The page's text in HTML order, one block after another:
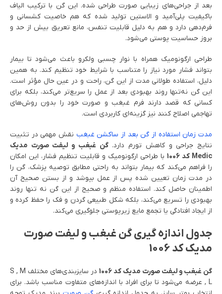
بعد از جراحی‌های زیبایی صورت طراحی شده. این گن با ترکیب الیاف
باکیفیت پلی‌آمید و الاستین تولید شده که هم خاصیت کشسانی و
فرم‌دهی دارد و هم به دلیل قابلیت تنفس، مانع تعریق بیش از حد و
بروز حساسیت پوستی می‌شود.
طراحی ارگونومیک همراه با نوار چسبی ولکرو باعث می‌شود تا بیمار
بتواند فشار مورد نیاز را متناسب با شرایط خود تنظیم کند. به همین
دلیل، استفاده طولانی مدت از این گن، راحت و در عین حال مؤثر است.
این گن نه‌تنها روند بهبودی بعد از عمل را سریع‌تر می‌کند، بلکه برای
کسانی که قصد دارند فرم غبغب و صورت خود را بدون روش‌های
تهاجمی اصلاح کنند نیز گزینه‌ای کاربردی است.
مدت زمان استفاده از گن بعد از ساکشن غبغب نقش مهمی در تثبیت
نتایج جراحی و کاهش تورم دارد.گن غبغب و لیفت صورت مدیک
Medic کد 1006
با طراحی ارگونومیک و قابلیت تنظیم فشار، این امکان
را فراهم می‌کند که بیمار بتواند به راحتی مطابق توصیه پزشک، گن را
در مدت زمان تعیین شده پس از عمل بپوشد و از بستن صحیح آن
اطمینان حاصل کند. استفاده منظم و صحیح از این گن نه تنها روند
بهبودی را تسریع می‌کند، بلکه شکل طبیعی گردن و فک را حفظ کرده و
از ایجاد افتادگی یا تجمع مایع زیرپوستی جلوگیری می‌کند.
جدول اندازه گیری گن غبغب و لیفت صورت
مدیک کد 1006
گن غبغب و لیفت صورت مدیک کد 1006
در سایزبندی‌های مختلف S , M
, L عرضه می‌شود تا برای افراد با اندازه‌های متفاوت مناسب باشد. برای